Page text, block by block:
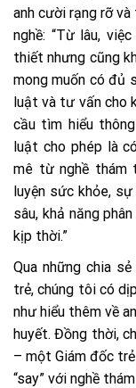
anh cười rạng rỡ
nghề: “Từ lâu,
thiết nhưng cũng
mong muốn có đủ
luật và tư vấn cho
cầu tìm hiểu
luật cho phép là
mê từ nghề thám
luyện sức khỏe,
sâu, khả năng
kịp thời.”
Qua những chia
trẻ, chúng tôi có
như hiểu thêm về
huyết. Đồng thời,
– một Giám đốc
“say” với nghề